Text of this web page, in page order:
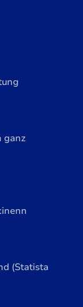
ganz
(Statista